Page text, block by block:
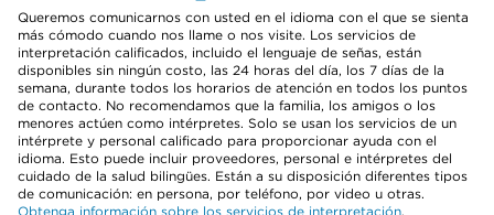
Queremos comunicarnos con usted en el idioma con el que se sienta
más cómodo cuando nos llame o nos visite. Los servicios de
interpretación calificados, incluido el lenguaje de señas, están
disponibles sin ningún costo, las 24 horas del día, los 7 días de la
semana, durante todos los horarios de atención en todos los puntos
de contacto. No recomendamos que la familia, los amigos o los
menores actúen como intérpretes. Solo se usan los servicios de un
intérprete y personal calificado para proporcionar ayuda con el
idioma. Esto puede incluir proveedores, personal e intérpretes del
cuidado de la salud bilingües. Están a su disposición diferentes tipos
de comunicación: en persona, por teléfono, por video u otras.
Obtenga información sobre los servicios de interpretación.